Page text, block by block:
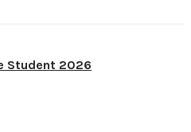
Student 2026